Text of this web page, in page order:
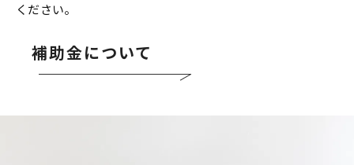
ください。
補助金について